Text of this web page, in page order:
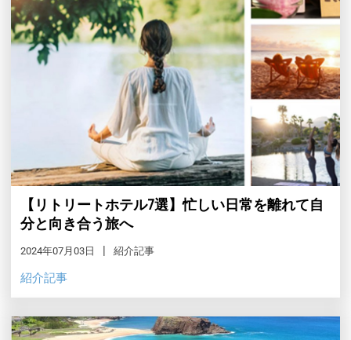
【リトリートホテル7選】忙しい日常を離れて自
分と向き合う旅へ
2024年07月03日 紹介記事
紹介記事